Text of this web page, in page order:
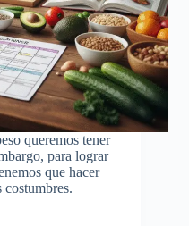
queremos tener
para lograr
que hacer
costumbres.